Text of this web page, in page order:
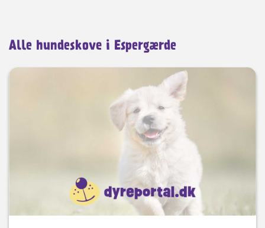
Alle hundeskove i Espergærde